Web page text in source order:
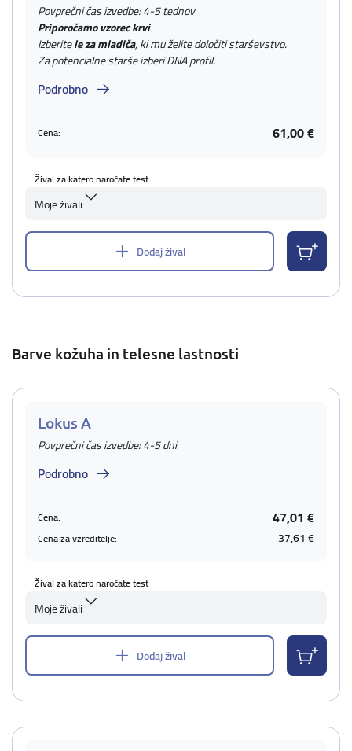
Povprečni čas izvedbe: 4-5 tednov
Priporočamo vzorec krvi
Izberitele za mladiča, ki mu želite določiti starševstvo.
Za potencialne starše izberi DNA profil.
Podrobno
Cena: 61,00 €
Žival za katero naročate test
Moje živali
Dodaj žival
Barve kožuha in telesne lastnosti
Lokus A
Povprečni čas izvedbe: 4-5 dni
Podrobno
Cena: 47,01 €
Cena za vzreditelje: 37,61 €
Žival za katero naročate test
Moje živali
Dodaj žival